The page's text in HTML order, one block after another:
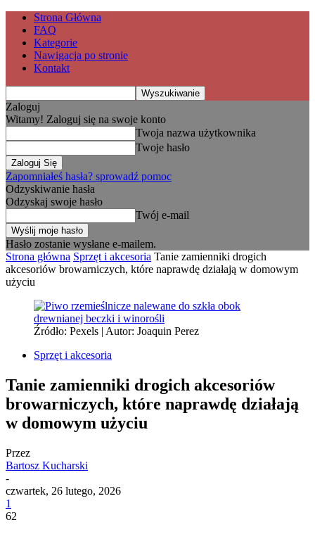
Strona Główna
FAQ
Kategorie
Nawigacja po stronie
Kontakt
Zaloguj
Witamy! Zaloguj się na swoje konto
Twoja nazwa użytkownika
Twoje hasło
Zapomniałeś hasła? sprowadź pomoc
Odzyskiwanie hasła
Odzyskaj swoje hasło
Twój e-mail
Hasło zostanie wysłane e-mailem.
Strona główna Sprzęt i akcesoria Tanie zamienniki drogich
akcesoriów browarniczych, które naprawdę działają w domowym
użyciu
Źródło: Pexels | Autor: Joaquin Perez
Sprzęt i akcesoria
Tanie zamienniki drogich akcesoriów
browarniczych, które naprawdę działają
w domowym użyciu
Przez
Bartosz Kucharski
-
czwartek, 26 lutego, 2026
1
62